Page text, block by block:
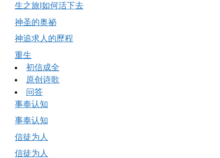
生之旅Ⅰ如何活下去
神圣的奥祕
神追求人的歷程
重生
初信成全
原创诗歌
问答
事奉认知
事奉认知
信徒为人
信徒为人